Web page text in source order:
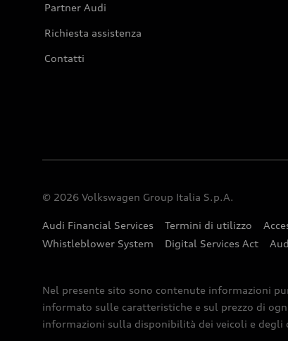
Partner Audi
Richiesta assistenza
Contatti
© 2026 Volkswagen Group Italia S.p.A.
Audi Financial Services Termini di utilizzo
Whistleblower System
Digital Services Act
Nel presente sito sono contenute informazioni
informato sulle caratteristiche e sul prezzo di
informazioni sulla disponibilità dei veicoli e